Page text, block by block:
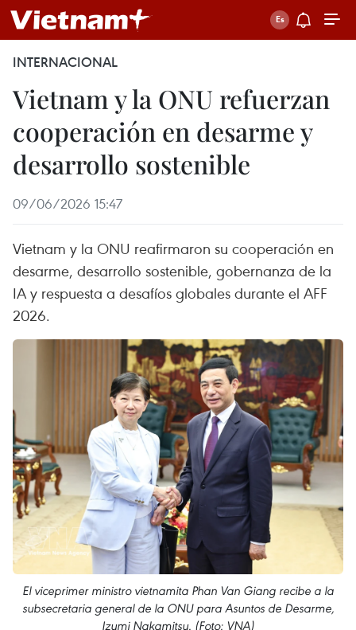
INTERNACIONAL
Vietnam y la ONU refuerzan
cooperación en desarme y
desarrollo sostenible
09/06/2026 15:47
Vietnam y la ONU reafirmaron su cooperación en
desarme, desarrollo sostenible, gobernanza de la
IA y respuesta a desafíos globales durante el AFF
2026.
El viceprimer ministro vietnamita Phan Van Giang recibe a la
subsecretaria general de la ONU para Asuntos de Desarme,
Izumi Nakamitsu. (Foto: VNA)